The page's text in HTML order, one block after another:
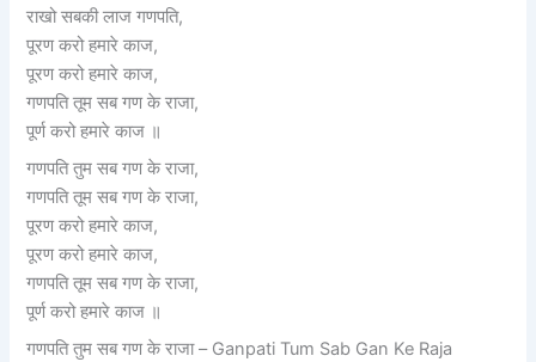
राखो सबकी लाज गणपति,
पूरण करो हमारे काज,
पूरण करो हमारे काज,
गणपति तूम सब गण के राजा,
पूर्ण करो हमारे काज ॥
गणपति तुम सब गण के राजा,
गणपति तूम सब गण के राजा,
पूरण करो हमारे काज,
पूरण करो हमारे काज,
गणपति तूम सब गण के राजा,
पूर्ण करो हमारे काज ॥
गणपति तुम सब गण के राजा – Ganpati Tum Sab Gan Ke Raja